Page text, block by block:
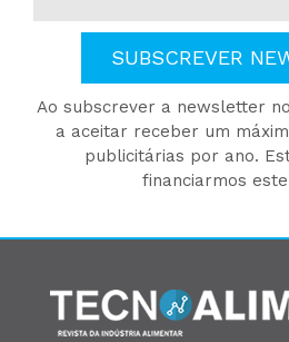
SUBSCREVER
Ao subscrever a newsletter
a aceitar receber um
publicitárias por ano.
financiarmos